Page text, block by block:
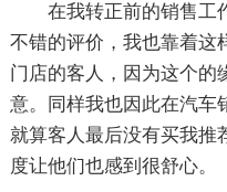
在我转正前的销售工
不错的评价，我也靠着这
门店的客人，因为这个的
意。同样我也因此在汽车
就算客人最后没有买我推
度让他们也感到很舒心。